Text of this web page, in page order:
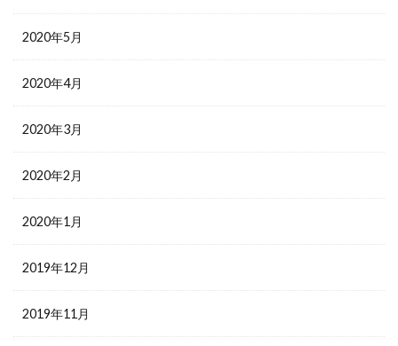
2020年5月
2020年4月
2020年3月
2020年2月
2020年1月
2019年12月
2019年11月